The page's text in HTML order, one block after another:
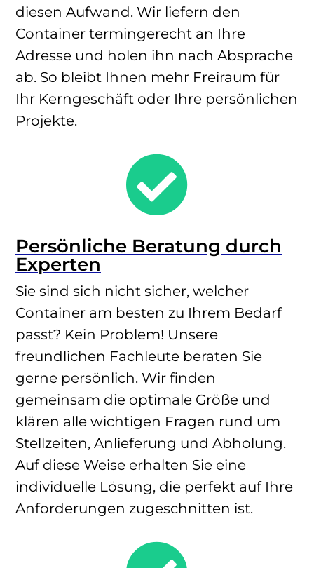
diesen Aufwand. Wir liefern den
Container termingerecht an Ihre
Adresse und holen ihn nach Absprache
ab. So bleibt Ihnen mehr Freiraum für
Ihr Kerngeschäft oder Ihre persönlichen
Projekte.

Persönliche Beratung durch
Experten
Sie sind sich nicht sicher, welcher
Container am besten zu Ihrem Bedarf
passt? Kein Problem! Unsere
freundlichen Fachleute beraten Sie
gerne persönlich. Wir finden
gemeinsam die optimale Größe und
klären alle wichtigen Fragen rund um
Stellzeiten, Anlieferung und Abholung.
Auf diese Weise erhalten Sie eine
individuelle Lösung, die perfekt auf Ihre
Anforderungen zugeschnitten ist.